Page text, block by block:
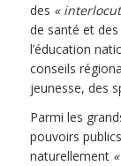
des «
de santé et
l’éducation
conseils
jeunesse, des
Parmi les
pouvoirs
naturellement«